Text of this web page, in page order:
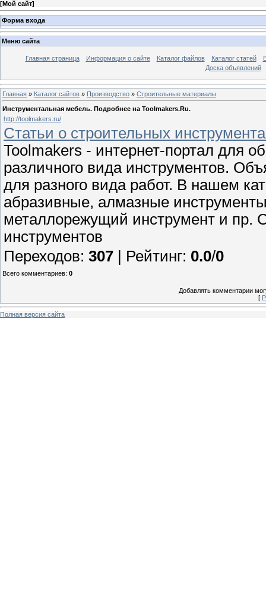
[Мой сайт]
Форма входа
Меню сайта
Главная страница Информация о сайте Каталог файлов Каталог статей
Доска объявлений
Главная » Каталог сайтов » Производство » Строительные материалы
Инструментальная мебель. Подробнее на Toolmakers.Ru.
http://toolmakers.ru/
Статьи о строительных
Toolmakers - интернет-портал для
различного вида инструментов.
для разного вида работ. В нашем
абразивные, алмазные
металлорежущий инструмент и пр.
инструментов
Переходов: 307 | Рейтинг: 0.0/0
Всего комментариев: 0
Добавлять комментарии
[
Полная версия сайта